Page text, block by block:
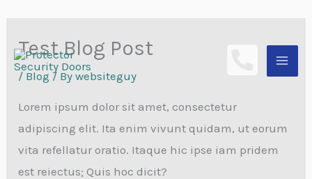
content
Test Blog Post
/ Blog / Bywebsiteguy
Lorem ipsum dolor sit amet, consectetur
adipiscing elit. Ita enim vivunt quidam, ut eorum
vita refellatur oratio. Itaque hic ipse iam pridem
est reiectus; Quis hoc dicit?